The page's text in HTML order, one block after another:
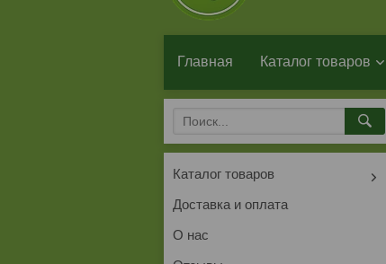
Главная Каталог товаров
Каталог товаров
Доставка и оплата
О нас